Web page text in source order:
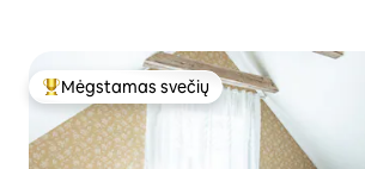
Svečių mėgstamiausias
Mėgstamas svečių